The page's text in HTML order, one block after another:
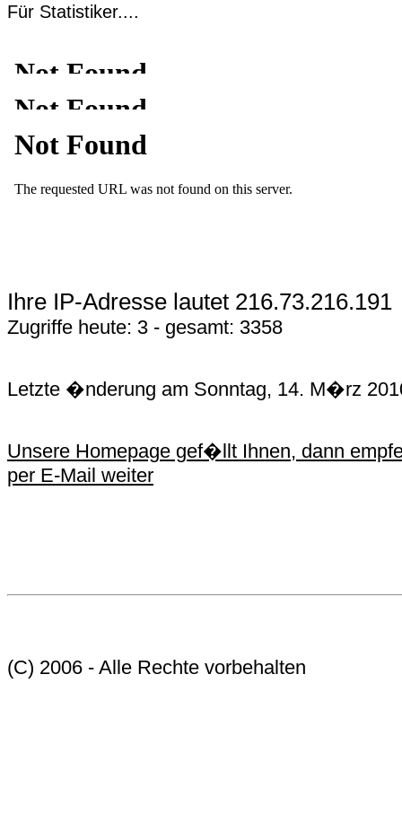
Für Statistiker....
Ihre IP-Adresse lautet 216.73.216.191
Zugriffe heute: 3 - gesamt: 3358
Letzte �nderung am Sonntag, 14. M�rz
Unsere Homepage gef�llt Ihnen, dann
per E-Mail weiter
(C) 2006 - Alle Rechte vorbehalten